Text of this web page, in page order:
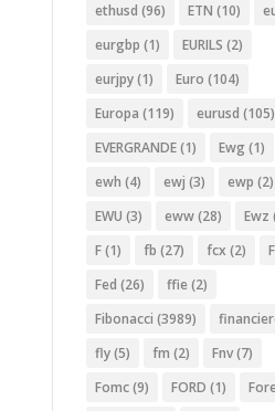
ethusd (96) ETN (10)
eurgbp (1) EURILS (2)
eurjpy(1) Euro (104)
Europa (119) eurusd (105)
EVERGRANDE(1) Ewg (1)
ewh (4) ewj (3) ewp (2)
EWU (3) eww(28) Ewz
F(1) fb (27) fcx (2)
Fed (26) ffie (2)
Fibonacci (3989)
fly(5) fm (2) Fnv(7)
Fomc(9) FORD (1)